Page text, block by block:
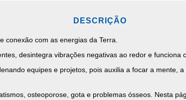
DESCRIÇÃO
conexão com as energias da Terra.
desintegra vibrações negativas ao redor e
equipes e projetos, pois auxilia a focar a mente,
osteoporose, gota e problemas ósseos. Nesta